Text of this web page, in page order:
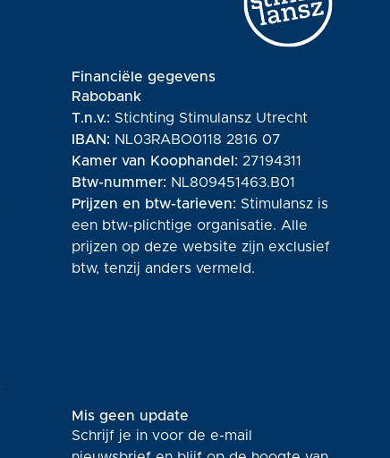
Financiële gegevens
Rabobank
T.n.v.: Stichting Stimulansz Utrecht
IBAN: NL03RABO0118 2816 07
Kamer van Koophandel: 27194311
Btw-nummer: NL809451463.B01
Prijzen en btw-tarieven: Stimulansz is
een btw-plichtige organisatie. Alle
prijzen op deze website zijn exclusief
btw, tenzij anders vermeld.
Mis geen update
Schrijf je in voor de e-mail